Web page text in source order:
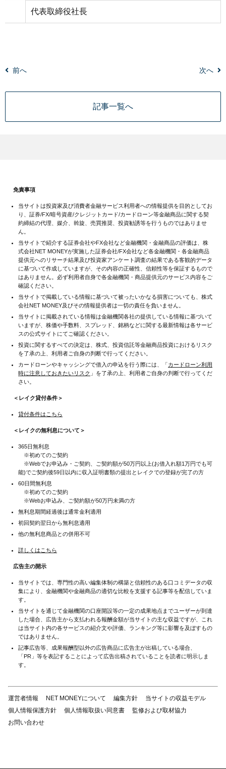
代表取締役社長
前へ 次へ
記事一覧へ
免責事項
当サイトは投資家及び消費者金融サービス利用者への情報提供を目的としてお
り、証券/FX/暗号資産/クレジットカード/カードローン等金融商品に関する契
約締結の代理、媒介、斡旋、売買推奨、投資勧誘等を行うものではありませ
ん。
当サイトで紹介する証券会社やFX会社など金融機関・金融商品の評価は、株
式会社NET MONEYが実施した証券会社/FX会社など各金融機関・各金融商品
提供元へのリサーチ結果及び投資家アンケート調査の結果である客観的データ
に基づいて作成していますが、その内容の正確性、信頼性等を保証するもので
はありません。必ず利用者自身で各金融機関・商品提供元のサービス内容をご
確認ください。
当サイトで掲載している情報に基づいて被ったいかなる損害についても、株式
会社NET MONEY及びその情報提供者は一切の責任を負いません。
当サイトに掲載されている情報は金融機関各社の提供している情報に基づいて
いますが、株価や手数料、スプレッド、銘柄などに関する最新情報は各サービ
スの公式サイトにてご確認ください。
投資に関するすべての決定は、株式、投資信託等金融商品投資におけるリスク
を了承の上、利用者ご自身の判断で行ってください。
カードローンやキャッシングで借入の申込を行う際には、「カードローン利用
時に注意しておきたいリスク 」を了承の上、利用者ご自身の判断で行ってくだ
さい。
＜レイク貸付条件＞
貸付条件はこちら
＜レイクの無利息について＞
365日無利息
※初めてのご契約
※Webでお申込み・ご契約、ご契約額が50万円以上(お借入れ額1万円でも可
能)でご契約後59日以内に収入証明書類の提出とレイクでの登録が完了の方
60日間無利息
※初めてのご契約
※Webお申込み、ご契約額が50万円未満の方
無利息期間経過後は通常金利適用
初回契約翌日から無利息適用
他の無利息商品との併用不可
詳しくはこちら
広告主の開示
当サイトでは、専門性の高い編集体制の構築と信頼性のある口コミデータの収
集により、金融機関や金融商品の適切な比較を支援する記事等を配信していま
す。
当サイトを通じて金融機関の口座開設等の一定の成果地点までユーザーが到達
した場合、広告主から支払われる報酬金額が当サイトの主な収益ですが、これ
は当サイト内の各サービスの紹介文や評価、ランキング等に影響を及ぼすもの
ではありません。
記事広告等、成果報酬型以外の広告商品に広告主が出稿している場合、
「PR」等を表記することによって広告出稿されていることを読者に明示しま
す。
運営者情報 NET MONEYについて 編集方針
当サイトの収益モデル
個人情報保護方針
個人情報取扱い同意書
監修および取材協力
お問い合わせ